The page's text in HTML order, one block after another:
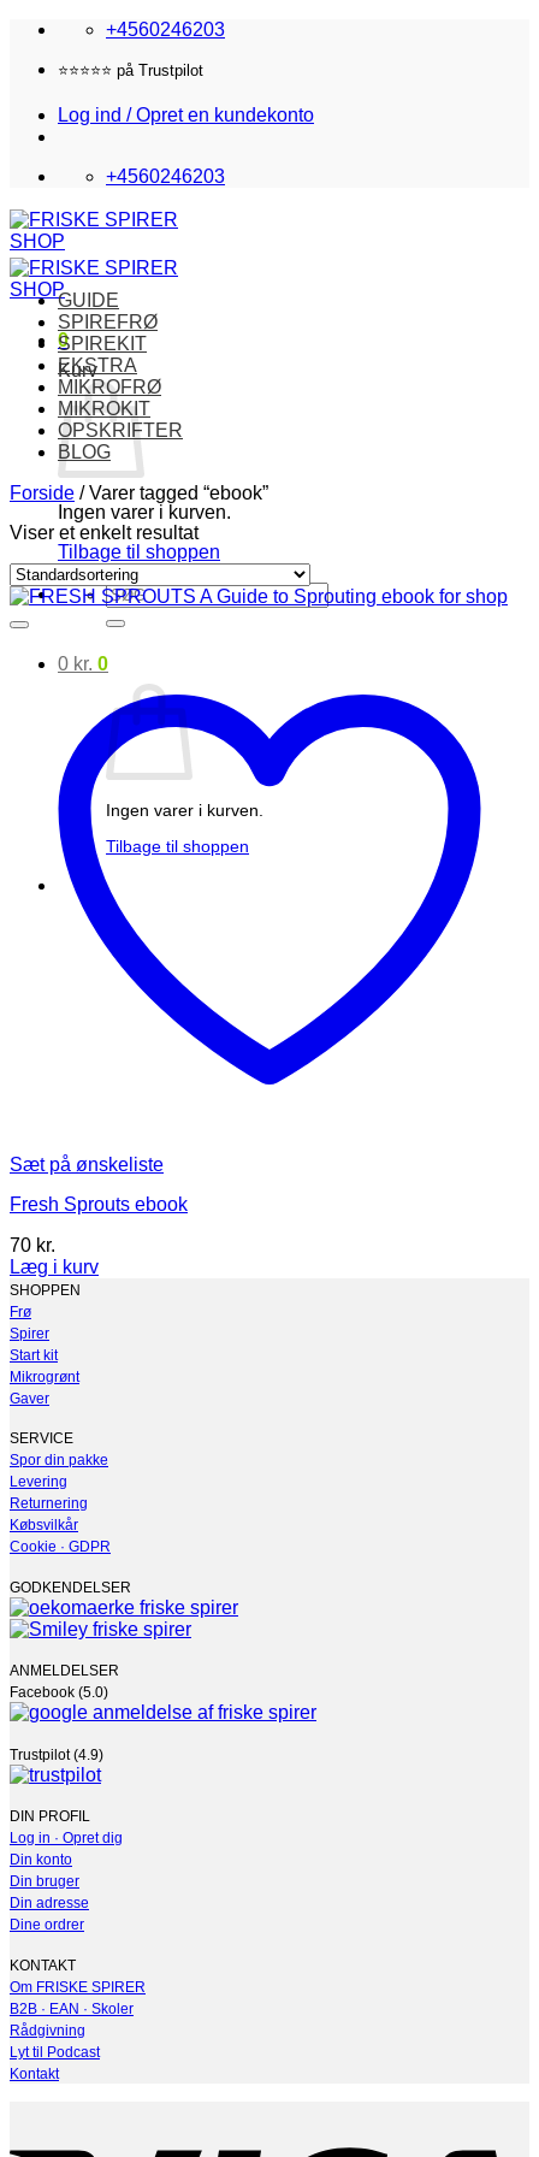
Fortsæt
indhold
+4560246203
⭐️⭐️⭐️⭐️⭐️ på Trustpilot
Log ind / Opret en kundekonto
+4560246203
0
Kurv
Ingen varer i kurven.
Tilbage til shoppen
Søg
efter:
0 kr. 0
Ingen varer i kurven.
Tilbage til shoppen
GUIDE
SPIREFRØ
SPIREKIT
EKSTRA
MIKROFRØ
MIKROKIT
OPSKRIFTER
BLOG
Forside /Varer tagged “ebook”
Viser et enkelt resultat
Sæt på ønskeliste
Fresh Sprouts ebook
70 kr.
Læg i kurv
SHOPPEN
Frø
Spirer
Start kit
Mikrogrønt
Gaver
SERVICE
Spor din pakke
Levering
Returnering
Købsvilkår
Cookie · GDPR
GODKENDELSER
ANMELDELSER
Facebook (5.0)
Trustpilot (4.9)
DIN PROFIL
Log in · Opret dig
Din konto
Din bruger
Din adresse
Dine ordrer
KONTAKT
Om FRISKE SPIRER
B2B · EAN · Skoler
Rådgivning
Lyt til Podcast
Kontakt